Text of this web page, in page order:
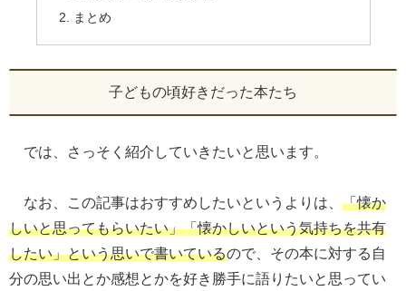
まとめ
子どもの頃好きだった本たち
では、さっそく紹介していきたいと思います。
なお、この記事はおすすめしたいというよりは、 「懐か
しいと思ってもらいたい」「懐かしいという気持ちを共有
したい」という思いで書いているので、その本に対する自
分の思い出とか感想とかを好き勝手に語りたいと思ってい